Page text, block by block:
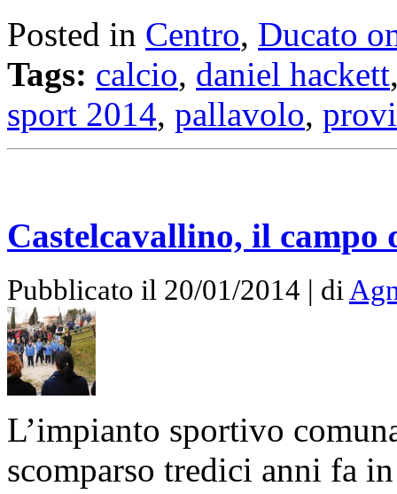
Posted in Centro, Ducato
Tags: calcio, daniel hackett
sport 2014, pallavolo,
Castelcavallino, il campo
Pubblicato il 20/01/2014 | di
L’impianto sportivo
scomparso tredici anni fa